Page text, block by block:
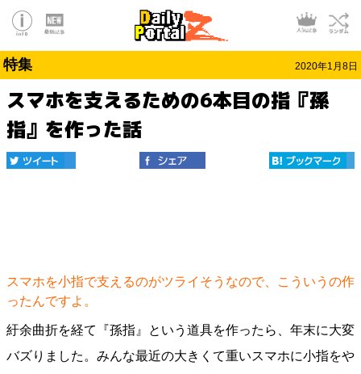
特集 2020年1月8日
スマホを支えるための6本目の指『孫
指』を作った話
スマホを小指で支えるのがツライそうなので、こういうの作
ったんですよ。
紆余曲折を経て『孫指』という道具を作ったら、年末に大変
バズりました。みんな最近の大きくて重いスマホに小指をや